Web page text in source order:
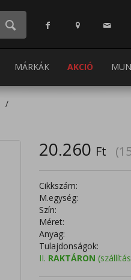
MÁRKÁK AKCIÓ
20.260 Ft
Cikkszám:
M.egység:
Szín:
Méret:
Anyag:
Tulajdonságok:
II. RAKTÁRON